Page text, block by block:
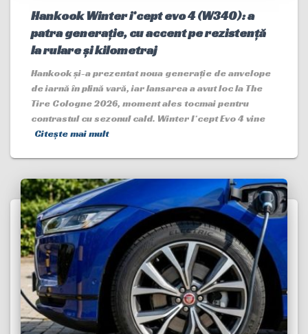
Hankook Winter i*cept evo 4 (W340): a
patra generație, cu accent pe rezistență
la rulare și kilometraj
Hankook și-a prezentat noua generație de anvelope
de iarnă în plină vară, iar lansarea a avut loc la The
Tire Cologne 2026, moment ales tocmai pentru
contrastul cu sezonul cald. Winter I*cept Evo 4 vine
Citește mai mult